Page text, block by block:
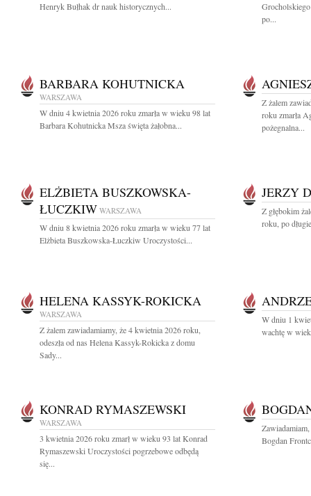
Henryk Bułhak dr nauk historycznych...
po...
BARBARA KOHUTNICKA
WARSZAWA
W dniu 4 kwietnia 2026 roku zmarła w wieku 98 lat
Barbara Kohutnicka Msza święta żałobna...
Z żalem
roku zmarła
pożegnalna...
ELŻBIETA BUSZKOWSKA-
ŁUCZKIW WARSZAWA
W dniu 8 kwietnia 2026 roku zmarła w wieku 77 lat
Elżbieta Buszkowska-Łuczkiw Uroczystości...
JERZY
Z głębokim
roku, po
HELENA KASSYK-ROKICKA
WARSZAWA
Z żalem zawiadamiamy, że 4 kwietnia 2026 roku,
odeszła od nas Helena Kassyk-Rokicka z domu
Sady...
W dniu 1
wachtę w
KONRAD RYMASZEWSKI
WARSZAWA
3 kwietnia 2026 roku zmarł w wieku 93 lat Konrad
Rymaszewski Uroczystości pogrzebowe odbędą
się...
Bogdan